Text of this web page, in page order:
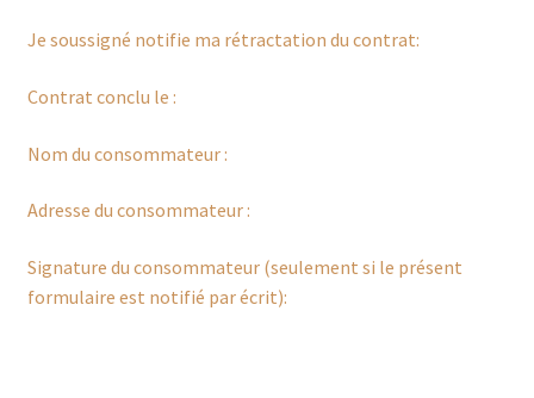
Je soussigné notifie ma rétractation du contrat:
Contrat conclu le :
Nom du consommateur :
Adresse du consommateur :
Signature du consommateur (seulement si le présent
formulaire est notifié par écrit):